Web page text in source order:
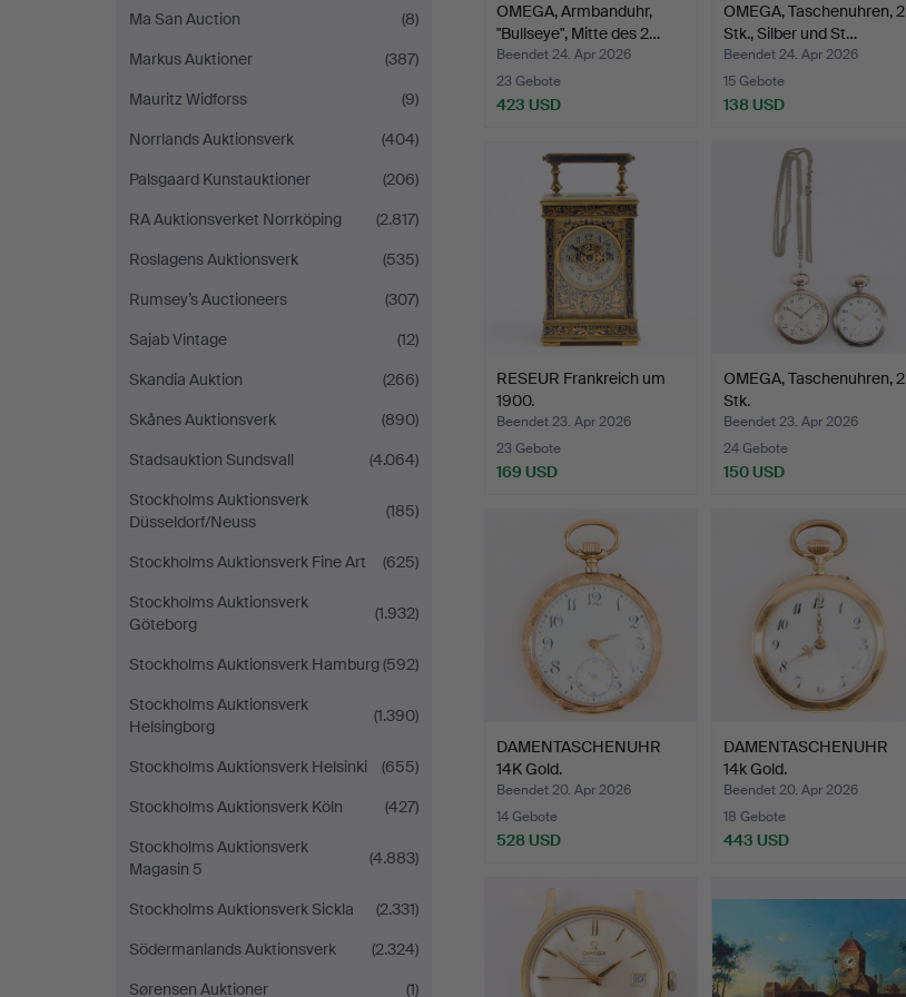
Ma San Auction
(8)
Markus Auktioner
(387)
Mauritz Widforss
(9)
Norrlands Auktionsverk
(404)
Palsgaard Kunstauktioner
(206)
RA Auktionsverket Norrköping
(2.817)
Roslagens Auktionsverk
(535)
Rumsey’s Auctioneers
(307)
Sajab Vintage
(12)
Skandia Auktion
(266)
Skånes Auktionsverk
(890)
Stadsauktion Sundsvall
(4.064)
Stockholms Auktionsverk
Düsseldorf/Neuss
(185)
Stockholms Auktionsverk Fine Art
(625)
Stockholms Auktionsverk
Göteborg
(1.932)
Stockholms Auktionsverk Hamburg(592)
Stockholms Auktionsverk
Helsingborg
(1.390)
Stockholms Auktionsverk Helsinki
(655)
Stockholms Auktionsverk Köln
(427)
Stockholms Auktionsverk
Magasin 5
(4.883)
Stockholms Auktionsverk Sickla
(2.331)
Södermanlands Auktionsverk
(2.324)
Sørensen Auktioner
(1)
OMEGA, Armbanduhr,
"Bullseye", Mitte des 2…
Beendet 24. Apr 2026
23 Gebote
423 USD
OMEGA, Taschenuhren, 2
Stk., Silber und St…
Beendet 24. Apr 2026
15 Gebote
138 USD
RESEUR Frankreich um
1900.
Beendet 23. Apr 2026
23 Gebote
169 USD
OMEGA, Taschenuhren, 2
Stk.
Beendet 23. Apr 2026
24 Gebote
150 USD
DAMENTASCHENUHR
14K Gold.
Beendet 20. Apr 2026
14 Gebote
528 USD
DAMENTASCHENUHR
14k Gold.
Beendet 20. Apr 2026
18 Gebote
443 USD